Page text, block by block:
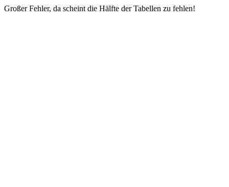
Großer Fehler, da scheint die Hälfte der Tabellen zu fehlen!